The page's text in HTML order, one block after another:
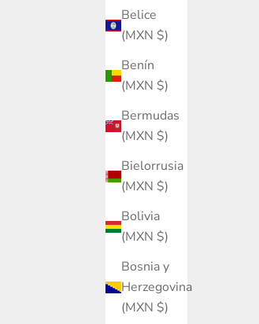
Belice
(MXN $)
Benín
(MXN $)
Bermudas
(MXN $)
Bielorrusia
(MXN $)
Bolivia
(MXN $)
Bosnia y
Herzegovina
(MXN $)